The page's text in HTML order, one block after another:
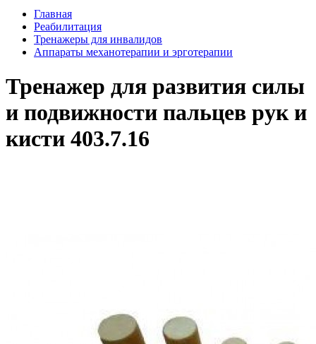
Главная
Реабилитация
Тренажеры для инвалидов
Аппараты механотерапии и эрготерапии
Тренажер для развития силы
и подвижности пальцев рук и
кисти 403.7.16